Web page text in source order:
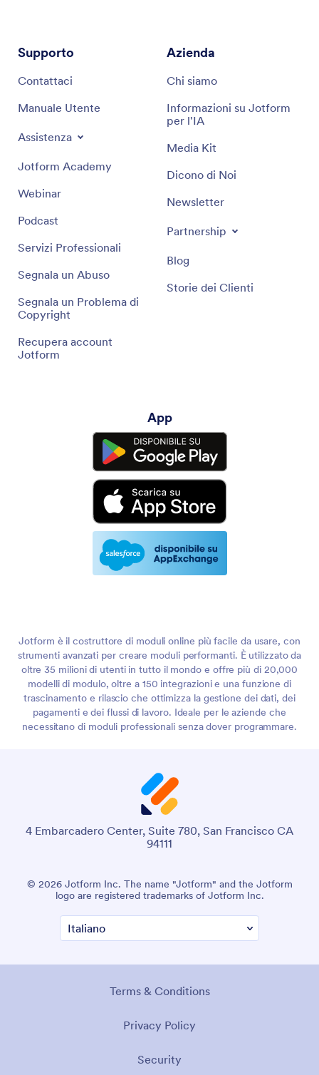
Supporto
Contattaci
Manuale Utente
Assistenza
Jotform Academy
Webinar
Podcast
Servizi Professionali
Segnala un Abuso
Segnala un Problema di
Copyright
Recupera account
Jotform
Azienda
Chi siamo
Informazioni su Jotform
per l'IA
Media Kit
Dicono di Noi
Newsletter
Partnership
Blog
Storie dei Clienti
App
Jotform è il costruttore di moduli online più facile da usare, con
strumenti avanzati per creare moduli performanti. È utilizzato da
oltre 35 milioni di utenti in tutto il mondo e offre più di 20,000
modelli di modulo, oltre a 150 integrazioni e una funzione di
trascinamento e rilascio che ottimizza la gestione dei dati, dei
pagamenti e dei flussi di lavoro. Ideale per le aziende che
necessitano di moduli professionali senza dover programmare.
4 Embarcadero Center, Suite 780, San Francisco CA
94111
© 2026 Jotform Inc. The name "Jotform" and the Jotform
logo are registered trademarks of Jotform Inc.
Terms & Conditions
Privacy Policy
Security